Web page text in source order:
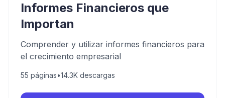
Informes Financieros que
Importan
Comprender y utilizar informes financieros para
el crecimiento empresarial
55 páginas•14.3K descargas